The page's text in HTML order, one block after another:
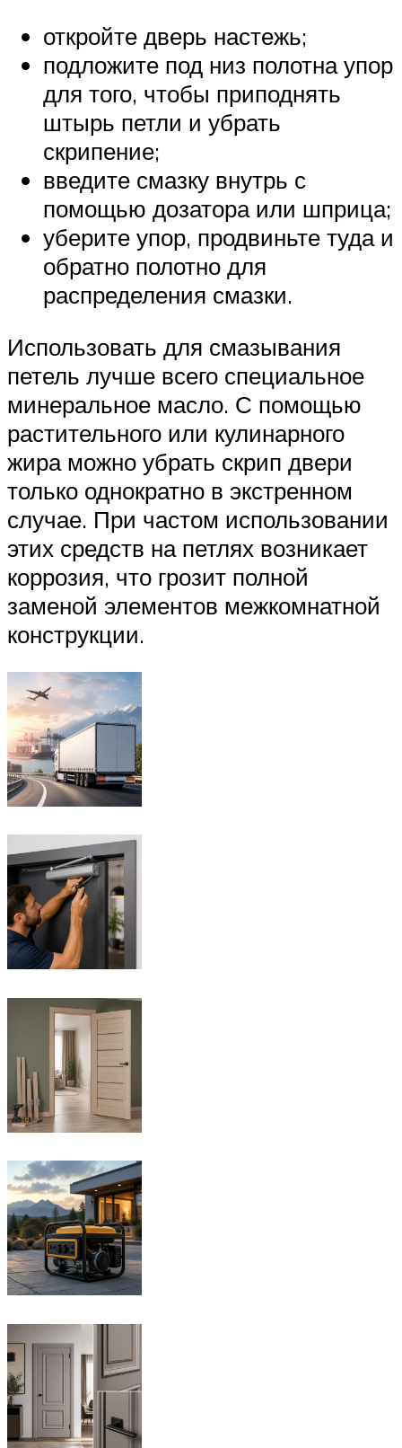
откройте дверь настежь;
подложите под низ полотна упор
для того, чтобы приподнять
штырь петли и убрать
скрипение;
введите смазку внутрь с
помощью дозатора или шприца;
уберите упор, продвиньте туда и
обратно полотно для
распределения смазки.
Использовать для смазывания
петель лучше всего специальное
минеральное масло. С помощью
растительного или кулинарного
жира можно убрать скрип двери
только однократно в экстренном
случае. При частом использовании
этих средств на петлях возникает
коррозия, что грозит полной
заменой элементов межкомнатной
конструкции.